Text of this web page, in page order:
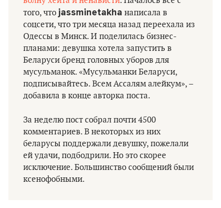
того, что jassminetakha написала в
соцсети, что три месяца назад переехала из
Одессы в Минск. И поделилась бизнес-
планами: девушка хотела запустить в
Беларуси бренд головных уборов для
мусульманок. «Мусульманки Беларуси,
подписывайтесь. Всем Ассалям алейкум», –
добавила в конце авторка поста.
За неделю пост собрал почти 4500
комментариев. В некоторых из них
беларусы поддержали девушку, пожелали
ей удачи, подбодрили. Но это скорее
исключение. Большинство сообщений были
ксенофобными.